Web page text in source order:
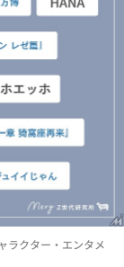
ラクター・エンタメ